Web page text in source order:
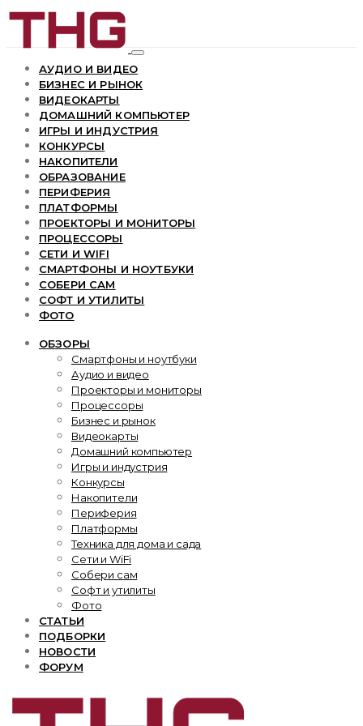
АУДИО И ВИДЕО
БИЗНЕС И РЫНОК
ВИДЕОКАРТЫ
ДОМАШНИЙ КОМПЬЮТЕР
ИГРЫ И ИНДУСТРИЯ
КОНКУРСЫ
НАКОПИТЕЛИ
ОБРАЗОВАНИЕ
ПЕРИФЕРИЯ
ПЛАТФОРМЫ
ПРОЕКТОРЫ И МОНИТОРЫ
ПРОЦЕССОРЫ
СЕТИ И WIFI
СМАРТФОНЫ И НОУТБУКИ
СОБЕРИ САМ
СОФТ И УТИЛИТЫ
ФОТО
ОБЗОРЫ
Смартфоны и ноутбуки
Аудио и видео
Проекторы и мониторы
Процессоры
Бизнес и рынок
Видеокарты
Домашний компьютер
Игры и индустрия
Конкурсы
Накопители
Периферия
Платформы
Техника для дома и сада
Сети и WiFi
Собери сам
Софт и утилиты
Фото
СТАТЬИ
ПОДБОРКИ
НОВОСТИ
ФОРУМ